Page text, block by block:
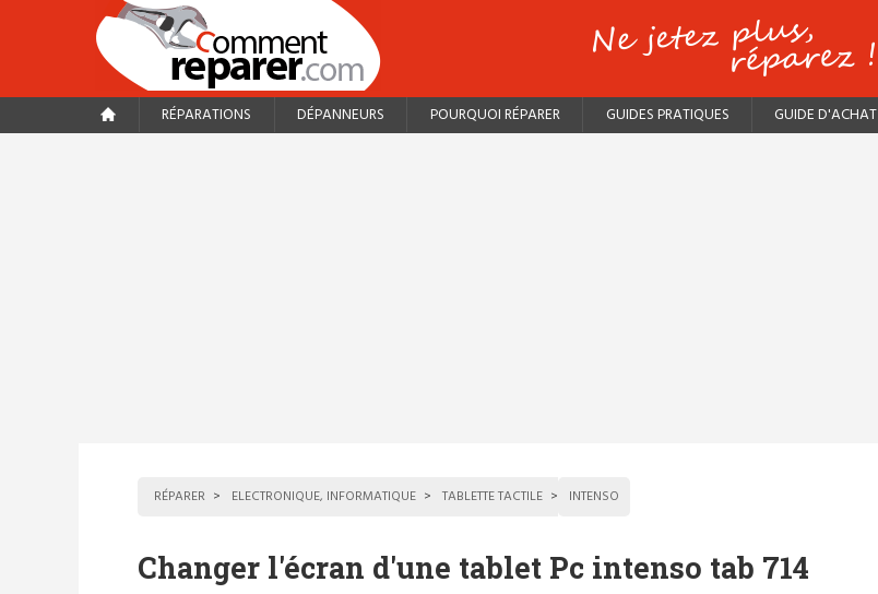
RÉPARATIONS DÉPANNEURS POURQUOI RÉPARER GUIDES PRATIQUES GUIDE D'ACHAT
RÉPARER ELECTRONIQUE, INFORMATIQUE TABLETTE TACTILE INTENSO
Changer l'écran d'une tablet Pc intenso tab 714